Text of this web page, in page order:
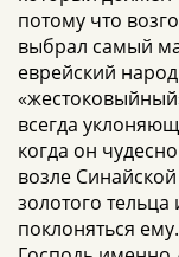
потому что
выбрал самый
еврейский
всегда
когда он
возле
золотого
поклоняться